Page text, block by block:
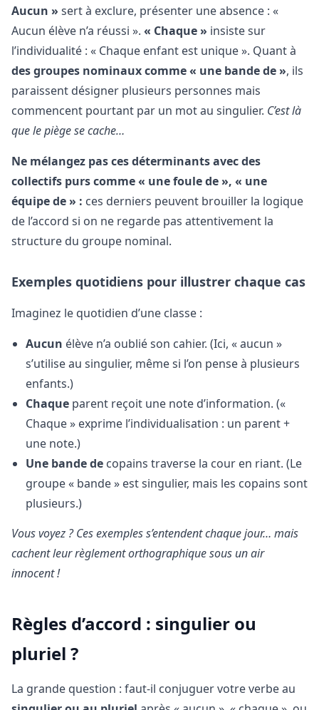
Aucun » sert à exclure, présenter une absence : «
Aucun élève n’a réussi ». « Chaque » insiste sur
l’individualité : « Chaque enfant est unique ». Quant à
des groupes nominaux comme « une bande de », ils
paraissent désigner plusieurs personnes mais
commencent pourtant par un mot au singulier. C’est là
que le piège se cache…
Ne mélangez pas ces déterminants avec des
collectifs purs comme « une foule de », « une
équipe de » : ces derniers peuvent brouiller la logique
de l’accord si on ne regarde pas attentivement la
structure du groupe nominal.
Exemples quotidiens pour illustrer chaque cas
Imaginez le quotidien d’une classe :
Aucun élève n’a oublié son cahier. (Ici, « aucun »
s’utilise au singulier, même si l’on pense à plusieurs
enfants.)
Chaque parent reçoit une note d’information. («
Chaque » exprime l’individualisation : un parent +
une note.)
Une bande de copains traverse la cour en riant. (Le
groupe « bande » est singulier, mais les copains sont
plusieurs.)
Vous voyez ? Ces exemples s’entendent chaque jour… mais
cachent leur règlement orthographique sous un air
innocent !
Règles d’accord : singulier ou
pluriel ?
La grande question : faut-il conjuguer votre verbe au